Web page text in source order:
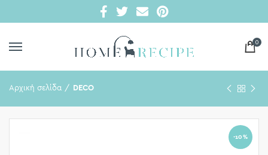
0
Αρχική σελίδα DECO
-10%